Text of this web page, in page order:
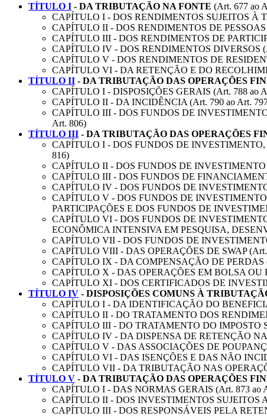
TÍTULO I - DA TRIBUTAÇÃO NA FONTE (Art. 677 ao
CAPÍTULO I - DOS RENDIMENTOS SUJEITOS À
CAPÍTULO II - DOS RENDIMENTOS DE
CAPÍTULO III - DOS RENDIMENTOS DE
CAPÍTULO IV - DOS RENDIMENTOS DIVERSOS
CAPÍTULO V - DOS RENDIMENTOS DE
CAPÍTULO VI - DA RETENÇÃO E DO
TÍTULO II - DA TRIBUTAÇÃO DAS OPERAÇÕES
CAPÍTULO I - DISPOSIÇÕES GERAIS (Art. 788 ao
CAPÍTULO II - DA INCIDÊNCIA (Art. 790 ao Art.
CAPÍTULO III - DOS FUNDOS DE
Art. 806)
TÍTULO III - DA TRIBUTAÇÃO DAS OPERAÇÕES
CAPÍTULO I - DOS FUNDOS DE
816)
CAPÍTULO II - DOS FUNDOS DE
CAPÍTULO III - DOS FUNDOS DE
CAPÍTULO IV - DOS FUNDOS DE
CAPÍTULO V - DOS FUNDOS DE
PARTICIPAÇÕES E DOS FUNDOS DE
CAPÍTULO VI - DOS FUNDOS DE
ECONÔMICA INTENSIVA EM PESQUISA,
CAPÍTULO VII - DOS FUNDOS DE
CAPÍTULO VIII - DAS OPERAÇÕES DE SWAP
CAPÍTULO IX - DA COMPENSAÇÃO DE PERDAS
CAPÍTULO X - DAS OPERAÇÕES EM BOLSA OU
CAPÍTULO XI - DOS CERTIFICADOS DE
TÍTULO IV - DISPOSIÇÕES COMUNS À
CAPÍTULO I - DA IDENTIFICAÇÃO DO
CAPÍTULO II - DO TRATAMENTO DOS
CAPÍTULO III - DO TRATAMENTO DO IMPOSTO
CAPÍTULO IV - DA DISPENSA DE RETENÇÃO
CAPÍTULO V - DAS ASSOCIAÇÕES DE
CAPÍTULO VI - DAS ISENÇÕES E DAS NÃO
CAPÍTULO VII - DA TRIBUTAÇÃO NAS
TÍTULO V - DA TRIBUTAÇÃO DAS OPERAÇÕES
CAPÍTULO I - DAS NORMAS GERAIS (Art. 873 ao
CAPÍTULO II - DOS INVESTIMENTOS SUJEITOS
CAPÍTULO III - DOS RESPONSÁVEIS PELA